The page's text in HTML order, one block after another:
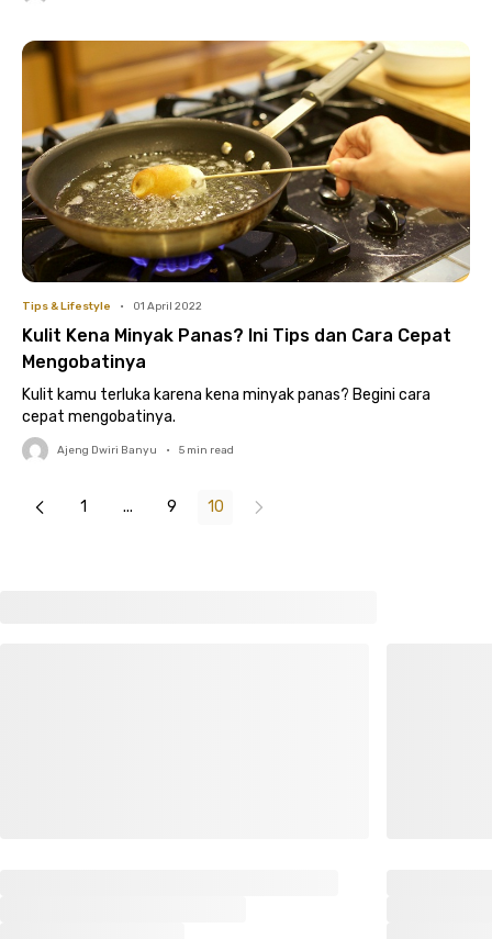
Tips & Lifestyle • 01 April 2022
Kulit Kena Minyak Panas? Ini Tips dan Cara Cepat
Mengobatinya
Kulit kamu terluka karena kena minyak panas? Begini cara
cepat mengobatinya.
Ajeng Dwiri Banyu • 5 min read
1 ... 9 10